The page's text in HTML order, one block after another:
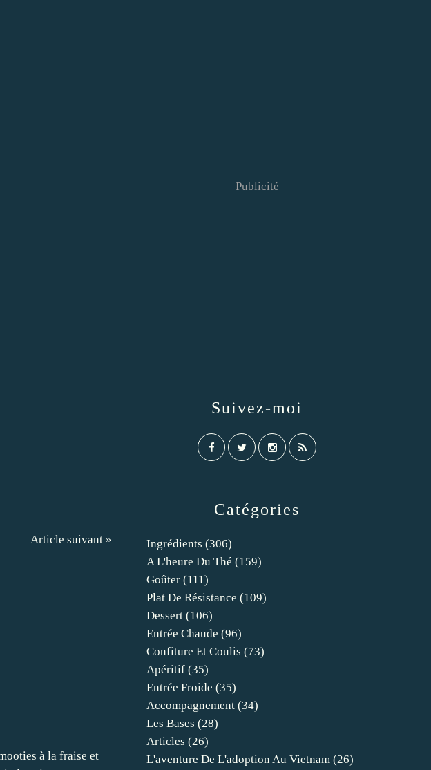
Article suivant »
Catégories
Ingrédients (306)
A L'heure Du Thé (159)
Goûter (111)
Plat De Résistance (109)
Dessert (106)
Entrée Chaude (96)
Confiture Et Coulis (73)
Apéritif (35)
Entrée Froide (35)
Accompagnement (34)
Les Bases (28)
Articles (26)
L'aventure De L'adoption Au Vietnam (26)
Suivez-moi
Publicité